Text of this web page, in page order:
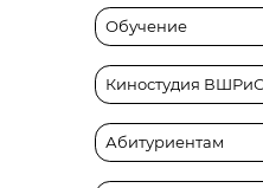
Обучение
Киностудия ВШРиС
Абитуриентам